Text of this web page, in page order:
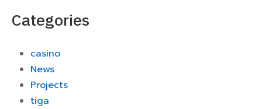
Categories
casino
News
Projects
tiga